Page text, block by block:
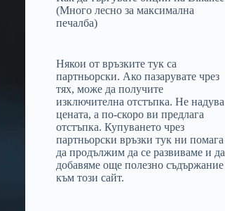
(Много лесно за максимална
печалба)
Някои от връзките тук са
партньорски. Ако пазарувате чрез
тях, може да получите
изключителна отстъпка. Не надува
цената, а по-скоро ви предлага
отстъпка. Купуването чрез
партньорски връзки тук ни помага
да продължим да се развиваме и да
добавяме още полезно съдържание
към този сайт.